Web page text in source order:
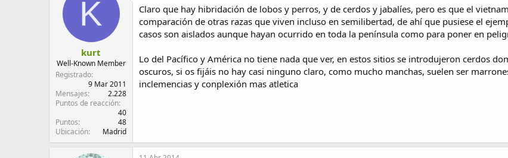
K
kurt
Well-Known Member
Registrado
9 Mar 2011
Mensajes
2.228
Puntos de reacción
40
Puntos
48
Ubicación
Madrid
Claro que hay hibridación de lobos y perros, y de cerdos y jabalíes, pero es que el
comparación de otras razas que viven incluso en semilibertad, de ahí que pusiese el
casos son aislados aunque hayan ocurrido en toda la península como para poner en
Lo del Pacífico y América no tiene nada que ver, en estos sitios se introdujeron cerdos
oscuros, si os fijáis no hay casi ninguno claro, como mucho manchas, suelen ser
inclemencias y conplexión mas atletica